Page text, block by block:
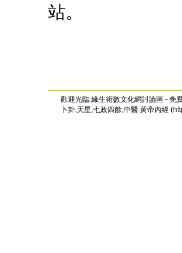
站。
歡迎光臨 緣生術數文化網討論區 - 免
卜卦,天星,七政四餘,中醫,黃帝內經